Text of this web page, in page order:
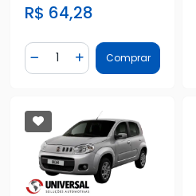
R$ 64,28
Diminuir Quantidade
Quantidade
Adicionar Quantidade
Comprar